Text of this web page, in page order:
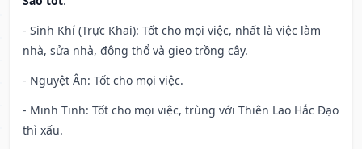
- Sinh Khí (Trực Khai): Tốt cho mọi việc, nhất là việc làm
nhà, sửa nhà, động thổ và gieo trồng cây.
- Nguyệt Ân: Tốt cho mọi việc.
- Minh Tinh: Tốt cho mọi việc, trùng với Thiên Lao Hắc Đạo
thì xấu.